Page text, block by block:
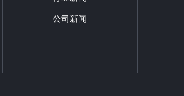
公司新闻